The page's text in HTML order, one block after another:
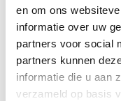
en om ons
informatie over uw
partners voor social
partners kunnen
informatie die u aan
verzameld op basis
Handsfree
PRO (kabellos &
elektrisch)
Ursprünglicher
Preis
Aktueller
Preis